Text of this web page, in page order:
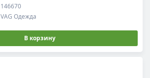
146670
VAG Одежда
В корзину